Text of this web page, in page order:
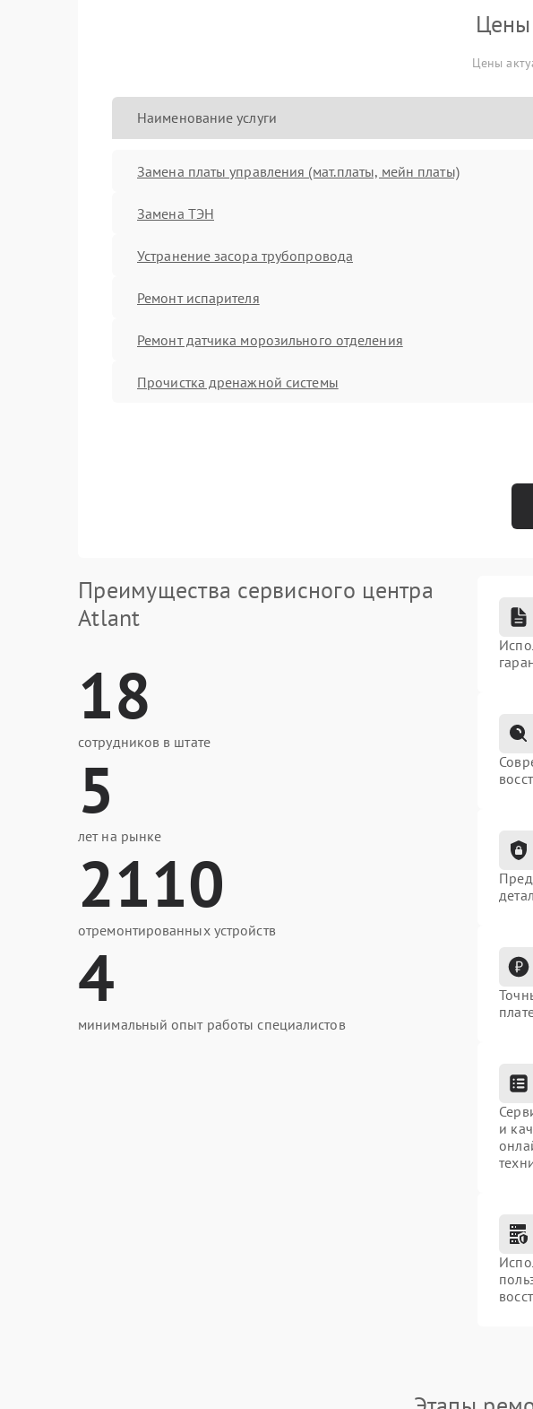
Цены
Цены
Наименование услуги
Замена платы управления (мат.платы, мейн платы)
Замена ТЭН
Устранение засора трубопровода
Ремонт испарителя
Ремонт датчика морозильного отделения
Прочистка дренажной системы
Преимущества сервисного центра
Atlant
18
сотрудников в штате
5
лет на рынке
2110
отремонтированных устройств
4
минимальный опыт работы специалистов
и